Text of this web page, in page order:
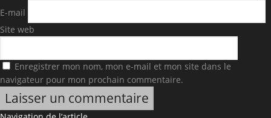
E-mail
Site web
Enregistrer mon nom, mon e-mail et mon site dans le
navigateur pour mon prochain commentaire.